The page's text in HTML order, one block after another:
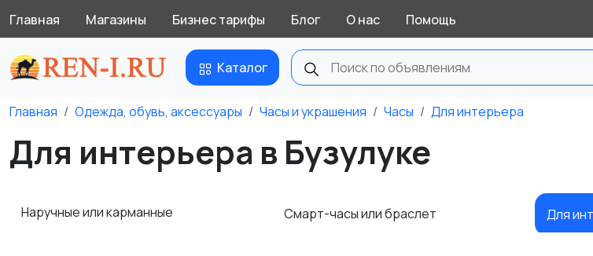
Главная Магазины Бизнес тарифы Блог О нас Помощь
Каталог
Главная Одежда, обувь, аксессуары Часы и украшения Часы Для интерьера
Для интерьера в Бузулуке
Наручные или карманные Смарт-часы или браслет Для